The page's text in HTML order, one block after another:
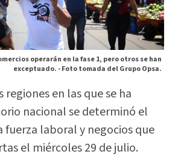
operarán en la fase 1, pero otros se han
exceptuado. -Foto tomada del Grupo Opsa.
regiones en las que se ha
nacional se determinó el
fuerza laboral y negocios que
el miércoles 29 de julio.